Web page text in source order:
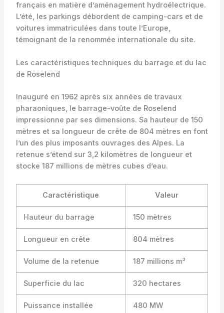
français en matière d’aménagement hydroélectrique.
L’été, les parkings débordent de camping-cars et de
voitures immatriculées dans toute l’Europe,
témoignant de la renommée internationale du site.
Les caractéristiques techniques du barrage et du lac
de Roselend
Inauguré en 1962 après six années de travaux
pharaoniques, le barrage-voûte de Roselend
impressionne par ses dimensions. Sa hauteur de 150
mètres et sa longueur de crête de 804 mètres en font
l’un des plus imposants ouvrages des Alpes. La
retenue s’étend sur 3,2 kilomètres de longueur et
stocke 187 millions de mètres cubes d’eau.
Caractéristique Valeur
Hauteur du barrage 150 mètres
Longueur en crête 804 mètres
Volume de la retenue 187 millions m³
Superficie du lac 320 hectares
Puissance installée 480 MW